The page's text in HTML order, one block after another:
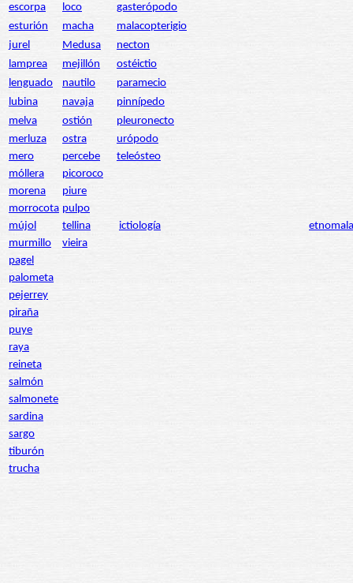
escorpa
loco
gasterópodo
esturión
macha
malacopterigio
jurel
Medusa
necton
lamprea
mejillón
ostéictio
lenguado
nautilo
paramecio
lubina
navaja
pinnípedo
melva
ostión
pleuronecto
merluza
ostra
urópodo
mero
percebe
teleósteo
móllera
picoroco
morena
piure
morrocota pulpo
mújol
tellina ictiología
murmillo
vieira
pagel
palometa
pejerrey
piraña
puye
raya
reineta
salmón
salmonete
sardina
sargo
tiburón
trucha